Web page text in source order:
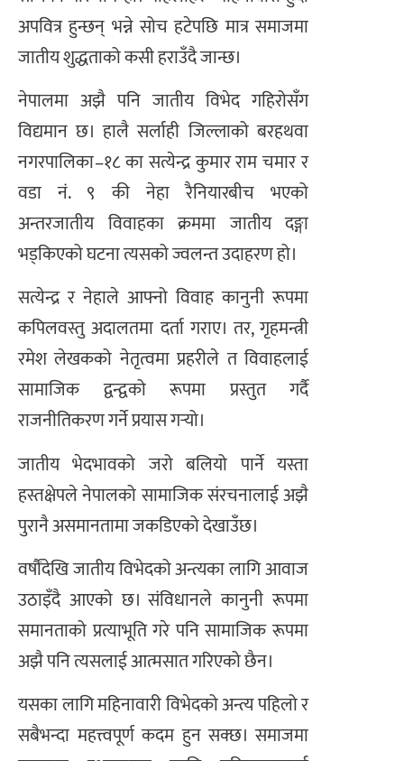
अपवित्र हुन्छन् भन्ने सोच हटेपछि मात्र समाजमा
जातीय शुद्धताको कसी हराउँदै जान्छ।
नेपालमा अझै पनि जातीय विभेद गहिरोसँग
विद्यमान छ। हालै सर्लाही जिल्लाको बरहथवा
नगरपालिका–१८ का सत्येन्द्र कुमार राम चमार र
वडा नं. ९ की नेहा रैनियारबीच भएको
अन्तरजातीय विवाहका क्रममा जातीय दङ्गा
भड्किएको घटना त्यसको ज्वलन्त उदाहरण हो।
सत्येन्द्र र नेहाले आफ्नो विवाह कानुनी रूपमा
कपिलवस्तु अदालतमा दर्ता गराए। तर, गृहमन्त्री
रमेश लेखकको नेतृत्वमा प्रहरीले त विवाहलाई
सामाजिक द्वन्द्वको रूपमा प्रस्तुत गर्दै
राजनीतिकरण गर्ने प्रयास गर्‍यो।
जातीय भेदभावको जरो बलियो पार्ने यस्ता
हस्तक्षेपले नेपालको सामाजिक संरचनालाई अझै
पुरानै असमानतामा जकडिएको देखाउँछ।
वर्षौंदेखि जातीय विभेदको अन्त्यका लागि आवाज
उठाइँदै आएको छ। संविधानले कानुनी रूपमा
समानताको प्रत्याभूति गरे पनि सामाजिक रूपमा
अझै पनि त्यसलाई आत्मसात गरिएको छैन।
यसका लागि महिनावारी विभेदको अन्त्य पहिलो र
सबैभन्दा महत्त्वपूर्ण कदम हुन सक्छ। समाजमा